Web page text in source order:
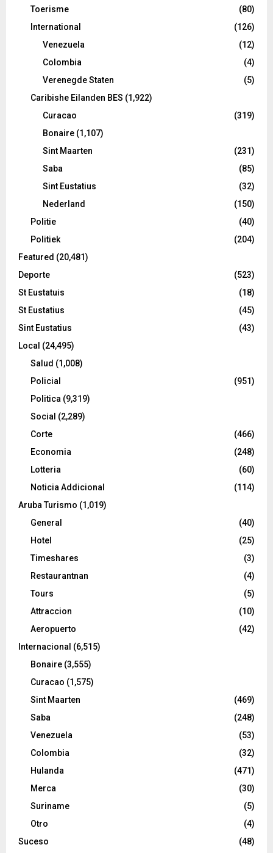
Toerisme
(80)
International
(126)
Venezuela
(12)
Colombia
(4)
Verenegde Staten
(5)
Caribishe Eilanden BES (1,922)
Curacao
(319)
Bonaire (1,107)
Sint Maarten
(231)
Saba
(85)
Sint Eustatius
(32)
Nederland
(150)
Politie
(40)
Politiek
(204)
Featured (20,481)
Deporte
(523)
St Eustatuis
(18)
St Eustatius
(45)
Sint Eustatius
(43)
Local (24,495)
Salud (1,008)
Policial
(951)
Politica (9,319)
Social (2,289)
Corte
(466)
Economia
(248)
Lotteria
(60)
Noticia Addicional
(114)
Aruba Turismo (1,019)
General
(40)
Hotel
(25)
Timeshares
(3)
Restaurantnan
(4)
Tours
(5)
Attraccion
(10)
Aeropuerto
(42)
Internacional (6,515)
Bonaire (3,555)
Curacao (1,575)
Sint Maarten
(469)
Saba
(248)
Venezuela
(53)
Colombia
(32)
Hulanda
(471)
Merca
(30)
Suriname
(5)
Otro
(4)
Suceso
(48)